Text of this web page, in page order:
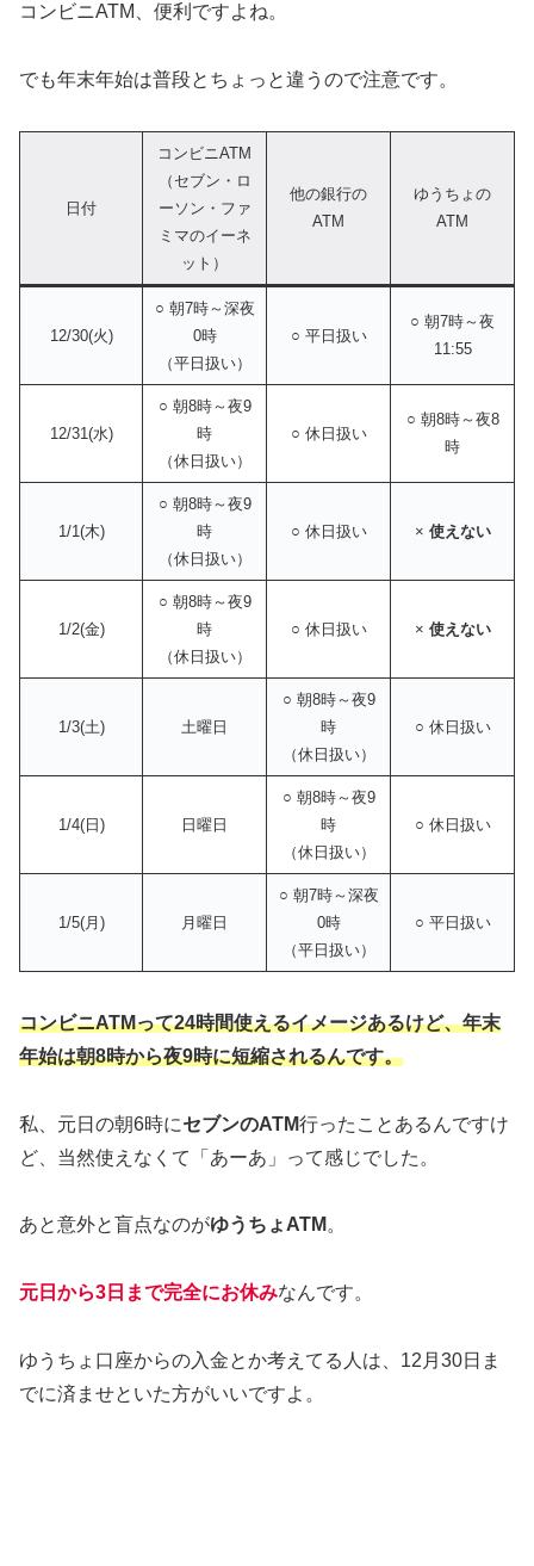
コンビニATM、便利ですよね。
でも年末年始は普段とちょっと違うので注意です。
日付
コンビニATM
（セブン・ロ
ーソン・ファ
ミマのイーネ
ット）
他の銀行の
ATM
ゆうちょの
ATM
12/30(火)
○ 朝7時～深夜
0時
（平日扱い）
○ 平日扱い
○ 朝7時～夜
11:55
12/31(水)
○ 朝8時～夜9
時
（休日扱い）
○ 休日扱い
○ 朝8時～夜8
時
1/1(木)
○ 朝8時～夜9
時
（休日扱い）
○ 休日扱い × 使えない
1/2(金)
○ 朝8時～夜9
時
（休日扱い）
○ 休日扱い × 使えない
1/3(土) 土曜日
○ 朝8時～夜9
時
（休日扱い）
○ 休日扱い
1/4(日) 日曜日
○ 朝8時～夜9
時
（休日扱い）
○ 休日扱い
1/5(月) 月曜日
○ 朝7時～深夜
0時
（平日扱い）
○ 平日扱い
コンビニATMって24時間使えるイメージあるけど、年末
年始は朝8時から夜9時に短縮されるんです。
私、元日の朝6時にセブンのATM行ったことあるんですけ
ど、当然使えなくて「あーあ」って感じでした。
あと意外と盲点なのがゆうちょATM。
元日から3日まで完全にお休みなんです。
ゆうちょ口座からの入金とか考えてる人は、12月30日ま
でに済ませといた方がいいですよ。